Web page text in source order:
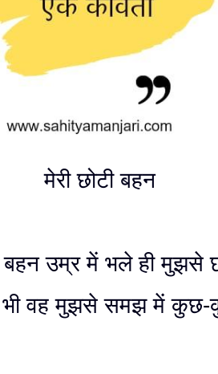
मेरी छोटी बहन
बहन उम्र में भले ही मुझसे
भी वह मुझसे समझ में कुछ-